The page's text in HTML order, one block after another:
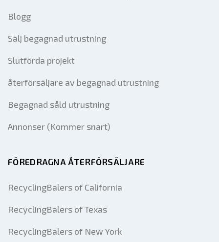
Blogg
Sälj begagnad utrustning
Slutförda projekt
återförsäljare av begagnad utrustning
Begagnad såld utrustning
Annonser (Kommer snart)
FÖREDRAGNA ÅTERFÖRSÄLJARE
RecyclingBalers of California
RecyclingBalers of Texas
RecyclingBalers of New York